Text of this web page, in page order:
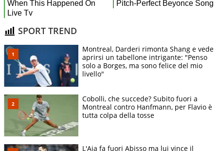
SPORT TREND
Montreal, Darderi rimonta Shang e vede
aprirsi un tabellone intrigante: "Penso
solo a Borges, ma sono felice del mio
livello"
Cobolli, che succede? Subito fuori a
Montreal contro Hanfmann, per Flavio è
tutta colpa della tosse
L'Aia fa fuori Abisso ma lui vince il